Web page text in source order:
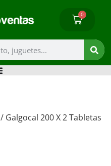
0
/ Galgocal 200 X 2 Tabletas